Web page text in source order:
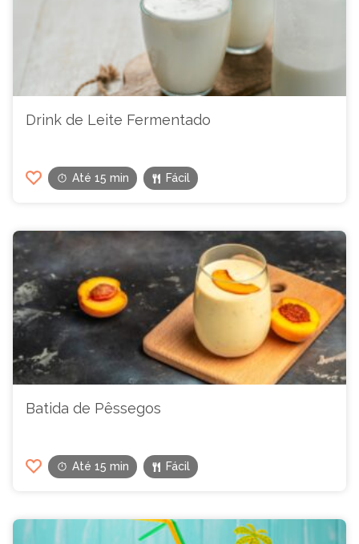
Drink de Leite Fermentado
Até 15 min Fácil
Batida de Pêssegos
Até 15 min Fácil